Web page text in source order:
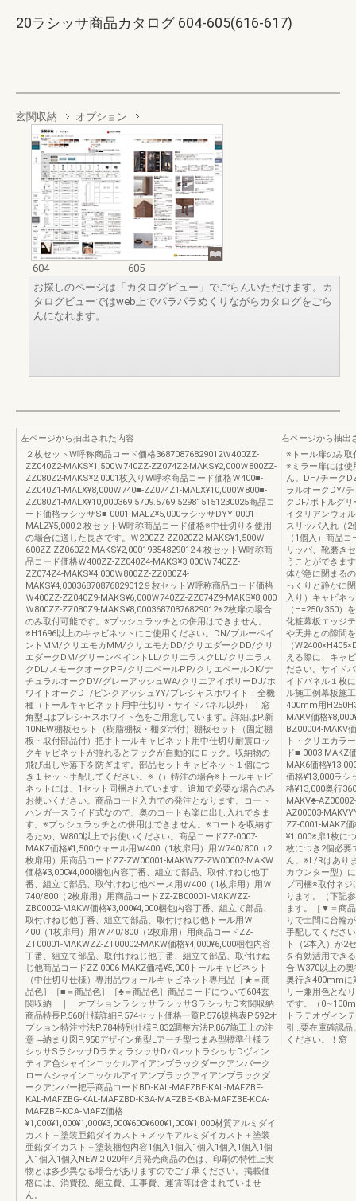
20ラシッサ商品カタログ 604-605(616-617)
玄関収納 オプション
604
605
お探しのページは「カタログビュー」でごらんいただけます。カ
タログビューではweb上でパラパラめくりながらカタログをごら
んになれます。
左ページから抽出された内容
２枚セットW呼称商品コード価格36870876829012Ｗ400ZZ-
ZZ040Z2-MAKS¥1,500Ｗ740ZZ-ZZ074Z2-MAKS¥2,000Ｗ800ZZ-
ZZ080Z2-MAKS¥2,0001枚入りW呼称商品コード価格Ｗ400■-
ZZ040Z1-MALX¥8,000Ｗ740■-ZZ074Z1-MALX¥10,000Ｗ800■-
ZZ080Z1-MALX¥10,000369.5709.5769.529815151230025商品コ
ード価格ラシッサS■-0001-MALZ¥5,000ラシッサDYY-0001-
MALZ¥5,000２枚セットW呼称商品コード価格※中仕切りを使用
の場合に適した長さです。Ｗ200ZZ-ZZ020Z2-MAKS¥1,500Ｗ
600ZZ-ZZ060Z2-MAKS¥2,00019354829012４枚セットW呼称商
品コード価格Ｗ400ZZ-ZZ040Z4-MAKS¥3,000Ｗ740ZZ-
ZZ074Z4-MAKS¥4,000Ｗ800ZZ-ZZ080Z4-
MAKS¥4,00036870876829012９枚セットW呼称商品コード価格
Ｗ400ZZ-ZZ040Z9-MAKS¥6,000Ｗ740ZZ-ZZ074Z9-MAKS¥8,000
Ｗ800ZZ-ZZ080Z9-MAKS¥8,00036870876829012※2枚扉の場合
のみ取付可能です。※プッシュラッチとの併用はできません。
※H1696以上のキャビネットにご使用ください。DN/ブルーペイ
ントMM/クリエモカMM/クリエモカDD/クリエダークDD/クリ
エダークDM/グリーンペイントLL/クリエラスクLL/クリエラス
クDL/スモークオークPP/クリエペールPP/クリエペールDK/ナ
チュラルオークDV/グレーアッシュWA/クリエアイボリーDJ/ホ
ワイトオークDT/ピンクアッシュYY/プレシャスホワイト：全機
種（トールキャビネット用中仕切り・サイドパネル以外）！窓
角型Lはプレシャスホワイト色をご用意しています。詳細はP.新
10NEW棚板セット（樹脂棚板・棚ダボ付）棚板セット（固定棚
板・取付部品付）把手トールキャビネット用中仕切り耐震ロッ
クキャビネットが揺れるとフックが自動的にロック。収納物の
飛び出しや落下を防ぎます。部品セットキャビネット１個につ
き１セット手配してください。※（）特注の場合※トールキャビ
ネットには、1セット同梱されています。追加で必要な場合のみ
お使いください。商品コード入力での発注となります。コート
ハンガースライド式なので、奥のコートも楽に出し入れできま
す。※プッシュラッチとの併用はできません。※コートを収納す
るため、W800以上でお使いください。商品コードZZ-0007-
MAKZ価格¥1,500ウォール用Ｗ400（1枚扉用）用Ｗ740/800（2
枚扉用）用商品コードZZ-ZW00001-MAKWZZ-ZW00002-MAKW
価格¥3,000¥4,000梱包内容丁番、組立て部品、取付けねじ他丁
番、組立て部品、取付けねじ他ベース用Ｗ400（1枚扉用）用Ｗ
740/800（2枚扉用）用商品コードZZ-ZB00001-MAKWZZ-
ZB00002-MAKW価格¥3,000¥4,000梱包内容丁番、組立て部品、
取付けねじ他丁番、組立て部品、取付けねじ他トール用Ｗ
400（1枚扉用）用Ｗ740/800（2枚扉用）用商品コードZZ-
ZT00001-MAKWZZ-ZT00002-MAKW価格¥4,000¥6,000梱包内容
丁番、組立て部品、取付けねじ他丁番、組立て部品、取付けね
じ他商品コードZZ-0006-MAKZ価格¥5,000トールキャビネット
（中仕切り仕様）専用品ウォールキャビネット専用品［★＝商
品色］［■＝商品色］［♣＝商品色］商品コードについて604玄
関収納 ｜ オプションラシッサラシッサSラシッサD玄関収納
商品特長P.568仕様詳細P.574セット価格一覧P.576規格表P.592オ
プション特注寸法P.784特別仕様P.832調整方法P.867施工上の注
意 ̶納まり図P.958デザイン角型Lアーチ型つまみ型標準仕様ラ
シッサSラシッサDラテオラシッサDパレットラシッサDヴィン
ティア色シャインニッケルアイアンブラックダークアンバーク
ロームシャインニッケルアイアンブラックアイアンブラックダ
ークアンバー把手商品コードBD-KAL-MAFZBE-KAL-MAFZBF-
KAL-MAFZBG-KAL-MAFZBD-KBA-MAFZBE-KBA-MAFZBE-KCA-
MAFZBF-KCA-MAFZ価格
¥1,000¥1,000¥1,000¥3,000¥600¥600¥1,000¥1,000材質アルミダイ
カスト＋塗装亜鉛ダイカスト＋メッキアルミダイカスト＋塗装
亜鉛ダイカスト＋塗装梱包内容1個入1個入1個入1個入1個入1個
入1個入1個入NEW２020年4月発売商品の色は、印刷の特性上実
物とは多少異なる場合がありますのでご了承ください。掲載価
格には、消費税、組立費、工事費、運賃等は含まれていませ
ん。
右ページから抽出
※トール扉のみ取
※ミラー扉には使
ん。DH/チーク
ラルオークDY/
クDF/ボトルグ
イタリアンウォ
スリッパ入れ（2
（1個入）商品
リッパ、靴磨き
うことができま
体が急に閉まる
っくりと静かに
入り）キャビネ
（H=250/350）
化粧幕板エッジ
や天井との隙間
（
える際に、キャ
ださい。サイド
イドパネル１枚
ル施工例幕板施
400mm用
MAKV価格
BZ00004-MAKV
ト・クリエカラ
ド■-0003-MAKZ
MAK6価格
価格¥13,000ラシ
格¥13,000奥行
MAKV♣-
AZ00003-
ZZ-0001-MAKZ
¥1,000※扉1枚に
枚につき2個必要
ん。※L/Rはあり
カウンター型）
プ同梱※取付ネジ
ります。（下記
ます。［▼＝商
りで土間に台輪
手配してくださ
ト（2本入）が2
を有効活用でき
合:W370以上の
奥行き400mmに
リー兼用色とな
です。（
トラテオヴィン
引…要在庫確認品
ください。！窓